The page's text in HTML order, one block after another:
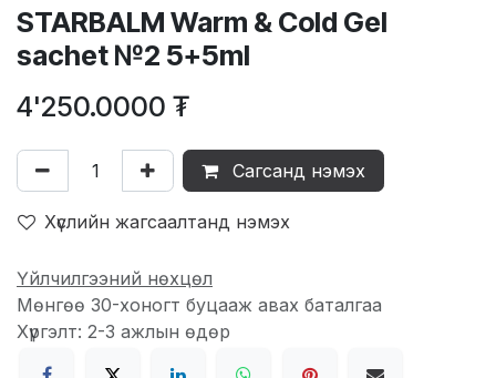
STARBALM Warm & Cold Gel
sachet №2 5+5ml
4'250.0000 ₮
Сагсанд нэмэх
Хүслийн жагсаалтанд нэмэх
Үйлчилгээний нөхцөл
Мөнгөө 30-хоногт буцааж авах баталгаа
Хүргэлт: 2-3 ажлын өдөр